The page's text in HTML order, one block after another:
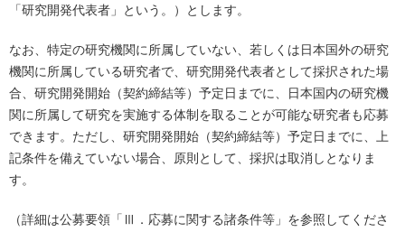
「研究開発代表者」という。）とします。
なお、特定の研究機関に所属していない、若しくは日本国外の研究
機関に所属している研究者で、研究開発代表者として採択された場
合、研究開発開始（契約締結等）予定日までに、日本国内の研究機
関に所属して研究を実施する体制を取ることが可能な研究者も応募
できます。ただし、研究開発開始（契約締結等）予定日までに、上
記条件を備えていない場合、原則として、採択は取消しとなりま
す。
（詳細は公募要領「Ⅲ．応募に関する諸条件等」を参照してくださ